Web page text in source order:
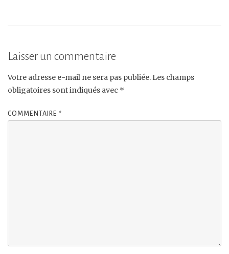
Laisser un commentaire
Votre adresse e-mail ne sera pas publiée. Les champs
obligatoires sont indiqués avec *
COMMENTAIRE *